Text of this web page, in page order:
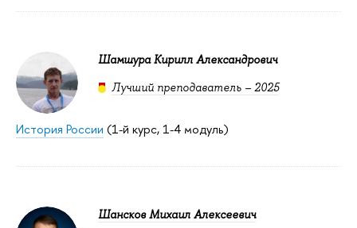
Шамшура Кирилл Александрович
Лучший преподаватель – 2025
История России (1-й курс, 1-4 модуль)
Шансков Михаил Алексеевич